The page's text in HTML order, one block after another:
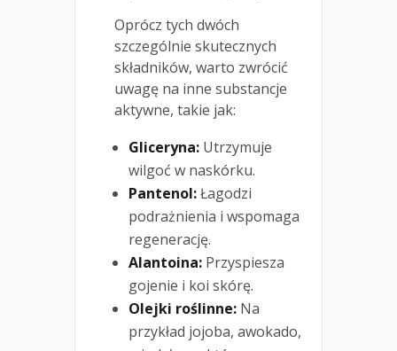
Oprócz tych dwóch
szczególnie skutecznych
składników, warto zwrócić
uwagę na inne substancje
aktywne, takie jak:
Gliceryna: Utrzymuje
wilgoć w naskórku.
Pantenol:Łagodzi
podrażnienia i wspomaga
regenerację.
Alantoina: Przyspiesza
gojenie i koi skórę.
Olejki roślinne: Na
przykład jojoba, awokado,